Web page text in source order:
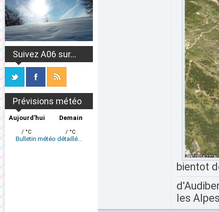
Suivez A06 sur...
Prévisions météo
Aujourd'hui
/ °C
Demain
/ °C
Bulletin météo détaillé...
bientot
les